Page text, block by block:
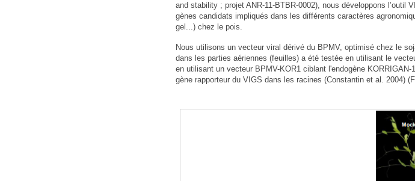
and stability ; projet ANR-11-BTBR-0002), nous développons l’outil
gènes candidats impliqués dans les différents caractères
gel...) chez le pois.
Nous utilisons un vecteur viral dérivé du BPMV, optimisé chez le
dans les parties aériennes (feuilles) a été testée en utilisant le
en utilisant un vecteur BPMV-KOR1 ciblant l'endogène
gène rapporteur du VIGS dans les racines (Constantin et al. 2004)